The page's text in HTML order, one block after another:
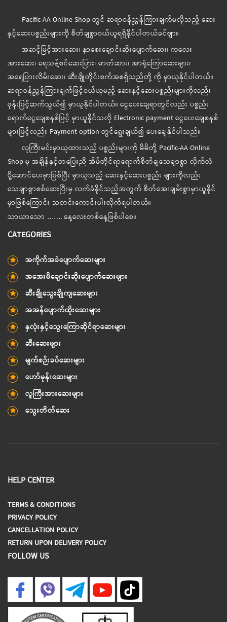
Pacific-AA Online Shop တွင် ဆရာဝန်ညွှန်ကြားချက်မလိုသည့် ဆေး
နှင့်ဆေးပစ္စည်းများကို စိတ်ချစွာဝယ်ယူရရှိနိုင်ပါတယ်ခင်ဗျာ။
အဆင့်မြင့်အားဆေး၊ နှာစေးချောင်းဆိုးပျောက်ဆေး၊ ကလေး
အားဆေး၊ ရေသန့်စင်ဆေးပြား၊ ဓာတ်ဆား၊ အာရုံကြောဆေးများ၊
အရေပြားလိမ်းဆေး၊ ဆီးချိုတိုင်းစက်အစရှိသည်တို့ ကို မှာယူနိုင်ပါတယ်။
ဆရာဝန်ညွှန်ကြားချက်ဖြင့်ဝယ်ယူမည့် ဆေးနှင့်ဆေးပစ္စည်းများကိုလည်း
ဖုန်းဖြင့်ဆက်သွယ်၍ မှာယူနိုင်ပါတယ်။ ငွေပေးချေရာတွင်လည်း ပစ္စည်း
ရောက်ငွေချေစနစ်ဖြင့် မှာယူနိုင်သလို Electronic payment ငွေပေးချေစနစ်
များဖြင့်လည်း Payment option တွင်ရွေးချယ်၍ ပေးချေနိုင်ပါသည်။
လူကြီးမင်းမှာယူထားသည့် ပစ္စည်းများကို မိမိတို့ Pacific-AA Online
Shop မှ အချိန်နှင့်တပြေးညီ အိမ်တိုင်ရာရောက်စိတ်ချသေချာစွာ လိုက်လံ
ပို့ဆောင်ပေးမှာဖြစ်ပြီး မှာယူသည့် ဆေးနှင့်ဆေးပစ္စည်း များကိုလည်း
သေချာစွာစစ်ဆေးပြီးမှ လက်ခံနိုင်သည့်အတွက် စိတ်အေးချမ်းစွာမှာယူနိုင်
မှာဖြစ်ကြောင်း သတင်းကောင်းပါးလိုက်ရပါတယ်။
သာယာသော ……. နေ့လေးတစ်နေ့ဖြစ်ပါစေ။
CATEGORIES
အကိုက်အခဲပျောက်ဆေးများ
အအေးမိချောင်းဆိုးပျောက်ဆေးများ
ဆီးချိုသွေးချိုကျဆေးများ
အအန်ပျောက်ထိုးဆေးများ
နှလုံးနှင့်သွေးကြောဆိုင်ရာဆေးများ
ဆီးဆေးများ
မျက်စဉ်းခပ်ဆေးများ
ဟော်မုန်းဆေးများ
လူကြီးအားဆေးများ
သွေးတိတ်ဆေး
HELP CENTER
TERMS & CONDITIONS
PRIVACY POLICY
CANCELLATION POLICY
RETURN UPON DELIVERY POLICY
FOLLOW US